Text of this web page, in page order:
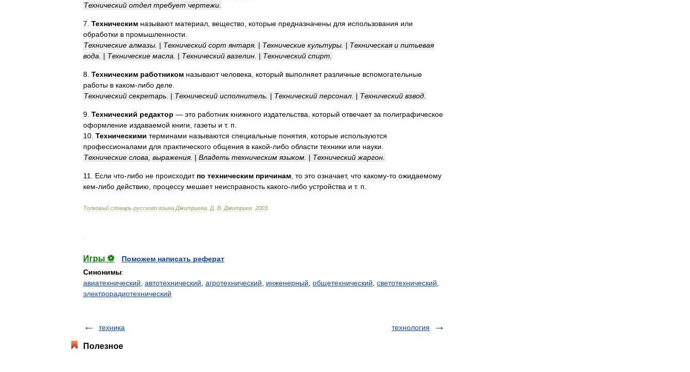
Технический отдел требует чертежи
7 Техническим называют материал вещество которые предназначены для использования или
обработки в промышленности
Технические алмазы | Технический сорт янтаря. | Технические культуры | Техническая и питьевая
вода
| Технические масла | Технический вазелин | Технический спирт
8 Техническим работником называют человека который выполняет различные вспомогательные
работы в каком-либо деле
Технический секретарь | Технический исполнитель | Технический персонал | Технический взвод
9 Технический редактор — это работник книжного издательства который отвечает за полиграфическое
оформление издаваемой книги газеты и т. п
10 Техническими терминами называются специальные понятия которые используются
профессионалами для практического общения в какой-либо области техники или науки
Технические слова выражения. | Владеть техническим языком | Технический жаргон
11 Если что-либо не происходит по техническим причинам то это означает, что какому-то ожидаемому
кем-либо действию процессу мешает неисправность какого-либо устройства и т. п
Толковый словарь русского языка Дмитриева Д В Дмитриев 2003
Игры ⚽
Поможем написать реферат
Синонимы:
авиатехнический автотехнический агротехнический инженерный общетехнический светотехнический
электрорадиотехнический
техника технология
Полезное